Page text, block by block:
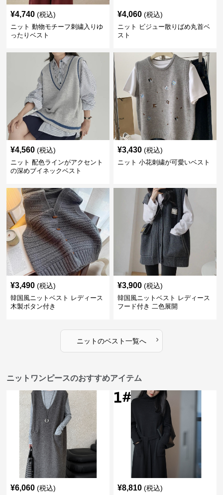
¥4,740 (税込)
ニット 動物モチーフ刺繍入りゆ
ったりベスト
¥4,060 (税込)
ニット ビジュー散りばめ丸首ベ
スト
¥4,560 (税込)
ニット 配色ラインがアクセント
の深めブイネックベスト
¥3,430 (税込)
ニット 小花刺繍が可愛いベスト
¥3,490 (税込)
韓国風ニットベスト レディース
木製ボタン付き
¥3,900 (税込)
韓国風ニットベスト レディース
フード付き 二色展開
ニットのベスト一覧へ ›
ニットワンピースのおすすめアイテム
¥6,060 (税込) ¥8,810 (税込)